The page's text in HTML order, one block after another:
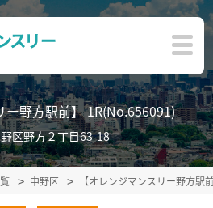
野方駅前】 1R(No.656091)
区野方２丁目63-18
中野区 【オレンジマンスリー野方駅